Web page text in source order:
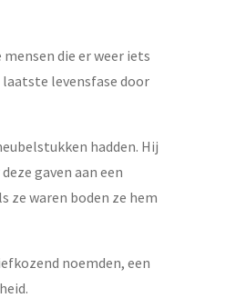
die er weer iets
levensfase door
hadden. Hij
gaven aan een
ze waren boden ze hem
noemden, een